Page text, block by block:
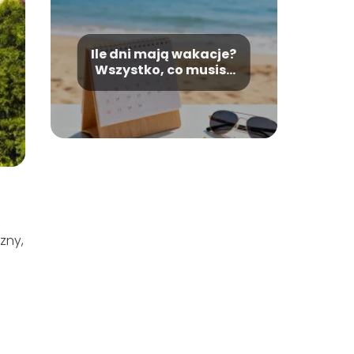
Ile dni mają wakacje?
Wszystko, co musisz